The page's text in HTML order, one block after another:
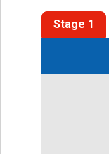
Stage 1